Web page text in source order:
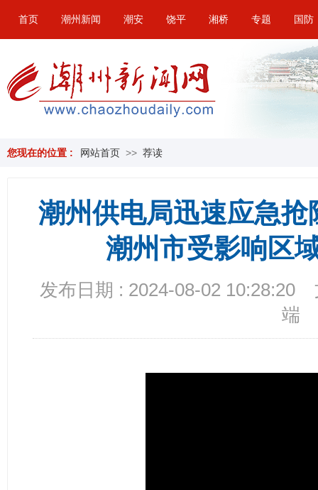
首页 潮州新闻 潮安 饶平 湘桥 专题 国防
您现在的位置 : 网站首页 >> 荐读
潮州供电局迅速应急
潮州市受影响区
发布日期 : 2024-08-02 10:28:20
端